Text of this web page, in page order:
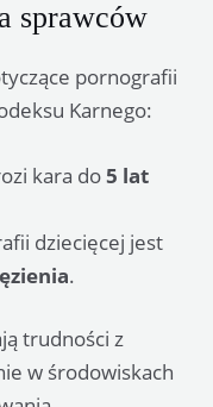
sprawców
pornografii
Karnego:
kara do5 lat
dziecięcej jest
.
trudności z
w środowiskach